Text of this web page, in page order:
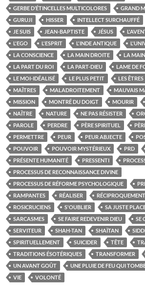
GERBE D’ÉTINCELLES MULTICOLORES
GRAND
GURUJI
HISSER INTELLECT SURCHAUFFÉ
JE SUIS
JEAN-BAPTISTE JÉSUS
L'EGO
L'ESPRIT L'INDE ANTIQUE
LA CONSCIENCE
LA MAIN DROITE
LA
LA PART DU ROI
LA PART-DIEU LAME DE
LE MOI-IDÉALISÉ
LE PLUS PETIT LES ÊTRES
MAÎTRES
MALADROITEMENT MAUVAIS
MISSION
MONTRÉ DU DOIGT MOURIR
NAÎTRE
NATURE NE PAS RÉSISTER
PAROLE
PERDRE PÈRE SPIRITUEL
PERMETTRE
PEUR PEUR ABJECTE
POUVOIR
POUVOIR MYSTÉRIEUX PRD
PRÉSENTE HUMANITÉ
PRESSENTI
PROCESSUS DE RECONNAISSANCE DIVINE
PROCESSUS DE RÉFORME PSYCHOLOGIQUE
RAMPANTES
RÉALISER RÉCIPROQUEMENT
ROSICRUCIENS
S'OUBLIER SA JUSTE
SARCASMES
SE FAIRE REDEVENIR DIEU SE
SERVITEUR
SHAH-TAN SHAÏTAN
SPIRITUELLEMENT
SUICIDER TÊTE
TRADITIONS ÉSOTÉRIQUES
TRANSFORMER
UN AVANT GOÛT
UNE PLUIE DE FEU QUI
VIE
VOLONTÉ